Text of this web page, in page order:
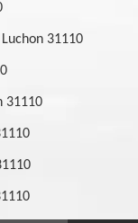
31110
31110